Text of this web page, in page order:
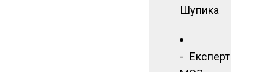
Шупика
Експерт